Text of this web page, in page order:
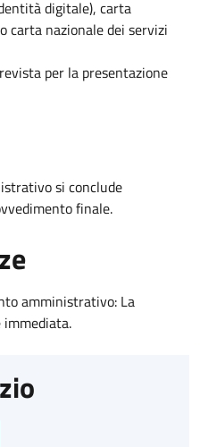
digitale), carta
carta nazionale dei servizi
per la presentazione
si conclude
finale.
amministrativo: La
immediata.